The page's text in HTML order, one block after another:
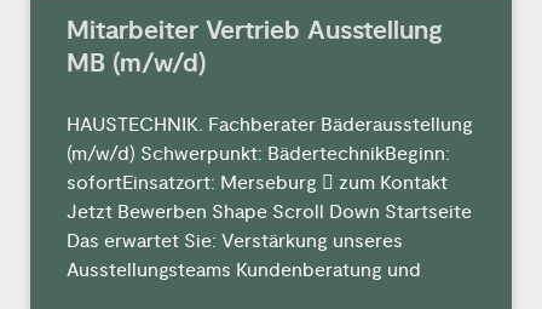
Mitarbeiter Vertrieb Ausstellung
MB (m/w/d)
HAUSTECHNIK. Fachberater Bäderausstellung
(m/w/d) Schwerpunkt: BädertechnikBeginn:
sofortEinsatzort: Merseburg  zum Kontakt
Jetzt Bewerben Shape Scroll Down Startseite
Das erwartet Sie: Verstärkung unseres
Ausstellungsteams Kundenberatung und